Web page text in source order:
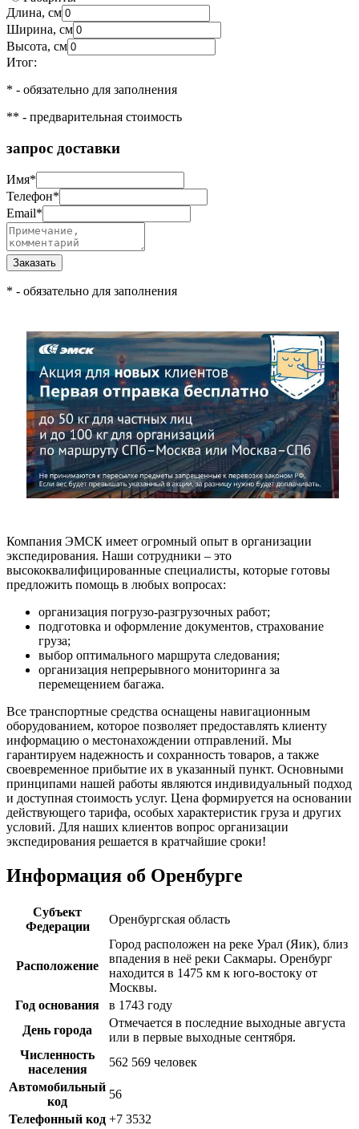
Длина, см
Ширина, см
Высота, см
Итог:
* - обязательно для заполнения
** - предварительная стоимость
запрос доставки
Имя*
Телефон*
Email*
* - обязательно для заполнения
Компания ЭМСК имеет огромный опыт в организации
экспедирования. Наши сотрудники – это
высококвалифицированные специалисты, которые готовы
предложить помощь в любых вопросах:
организация погрузо-разгрузочных работ;
подготовка и оформление документов, страхование
груза;
выбор оптимального маршрута следования;
организация непрерывного мониторинга за
перемещением багажа.
Все транспортные средства оснащены навигационным
оборудованием, которое позволяет предоставлять клиенту
информацию о местонахождении отправлений. Мы
гарантируем надежность и сохранность товаров, а также
своевременное прибытие их в указанный пункт. Основными
принципами нашей работы являются индивидуальный подход
и доступная стоимость услуг. Цена формируется на основании
действующего тарифа, особых характеристик груза и других
условий. Для наших клиентов вопрос организации
экспедирования решается в кратчайшие сроки!
Информация об Оренбурге
Субъект
Федерации
Оренбургская область
Расположение
Город расположен на реке Урал (Яик), близ
впадения в неё реки Сакмары. Оренбург
находится в 1475 км к юго-востоку от
Москвы.
Год основания
в 1743 году
День города
Отмечается в последние выходные августа
или в первые выходные сентября.
Численность
населения
562 569 человек
Автомобильный
код
56
Телефонный код +7 3532